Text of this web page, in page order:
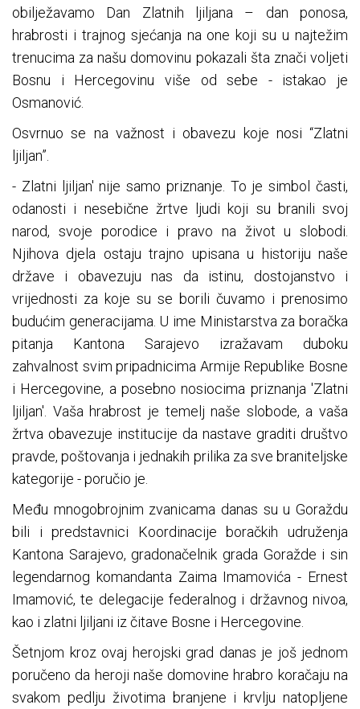
obilježavamo Dan Zlatnih ljiljana – dan ponosa,
hrabrosti i trajnog sjećanja na one koji su u najtežim
trenucima za našu domovinu pokazali šta znači voljeti
Bosnu i Hercegovinu više od sebe - istakao je
Osmanović.
Osvrnuo se na važnost i obavezu koje nosi “Zlatni
ljiljan”.
- Zlatni ljiljan' nije samo priznanje. To je simbol časti,
odanosti i nesebične žrtve ljudi koji su branili svoj
narod, svoje porodice i pravo na život u slobodi.
Njihova djela ostaju trajno upisana u historiju naše
države i obavezuju nas da istinu, dostojanstvo i
vrijednosti za koje su se borili čuvamo i prenosimo
budućim generacijama. U ime Ministarstva za boračka
pitanja Kantona Sarajevo izražavam duboku
zahvalnost svim pripadnicima Armije Republike Bosne
i Hercegovine, a posebno nosiocima priznanja 'Zlatni
ljiljan'. Vaša hrabrost je temelj naše slobode, a vaša
žrtva obavezuje institucije da nastave graditi društvo
pravde, poštovanja i jednakih prilika za sve braniteljske
kategorije - poručio je.
Među mnogobrojnim zvanicama danas su u Goraždu
bili i predstavnici Koordinacije boračkih udruženja
Kantona Sarajevo, gradonačelnik grada Goražde i sin
legendarnog komandanta Zaima Imamovića - Ernest
Imamović, te delegacije federalnog i državnog nivoa,
kao i zlatni ljiljani iz čitave Bosne i Hercegovine.
Šetnjom kroz ovaj herojski grad danas je još jednom
poručeno da heroji naše domovine hrabro koračaju na
svakom pedlju životima branjene i krvlju natopljene